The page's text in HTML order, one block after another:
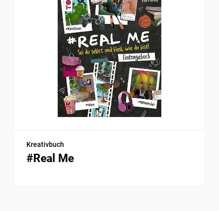
Kreativbuch
#Real Me